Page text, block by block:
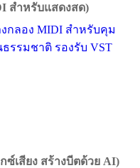
สำหรับแสดงสด)
งกลอง MIDI สำหรับคุม
รรมชาติ รองรับ VST
ซ์เสียง สร้างบีตด้วย AI)